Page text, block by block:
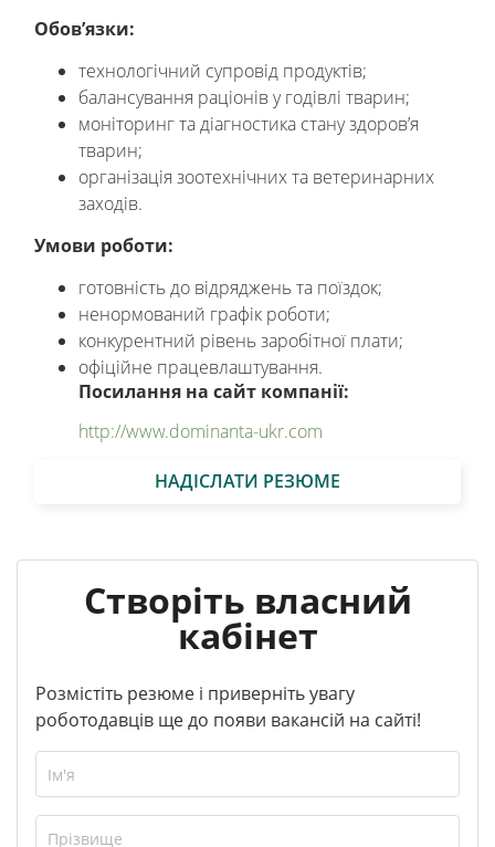
Обов’язки:
технологічний супровід продуктів;
балансування раціонів у годівлі тварин;
моніторинг та діагностика стану здоров’я
тварин;
організація зоотехнічних та ветеринарних
заходів.
Умови роботи:
готовність до відряджень та поїздок;
ненормований графік роботи;
конкурентний рівень заробітної плати;
офіційне працевлаштування.
Посилання на сайт компанії:
http://www.dominanta-ukr.com
НАДІСЛАТИ РЕЗЮМЕ
Створіть власний
кабінет
Розмістіть резюме і приверніть увагу
роботодавців ще до появи вакансій на сайті!